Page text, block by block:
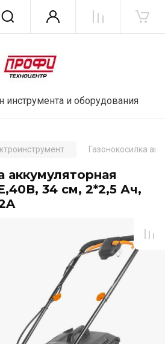
инструмента и оборудования
Газонокосилка
аккумуляторная
34 см, 2*2,5 Ач,